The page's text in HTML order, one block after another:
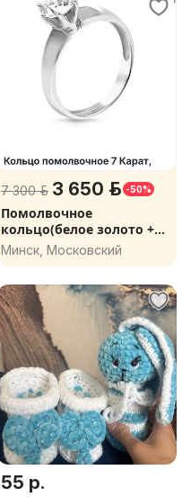
7 300 р. 3 650 р. -50%
Помолвочное
кольцо(белое золото +
бриллиант)
Минск, Московский
55 р.